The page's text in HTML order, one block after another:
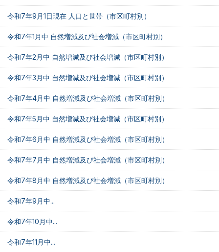
令和7年9月1日現在 人口と世帯（市区町村別）
令和7年1月中 自然増減及び社会増減（市区町村別）
令和7年2月中 自然増減及び社会増減（市区町村別）
令和7年3月中 自然増減及び社会増減（市区町村別）
令和7年4月中 自然増減及び社会増減（市区町村別）
令和7年5月中 自然増減及び社会増減（市区町村別）
令和7年6月中 自然増減及び社会増減（市区町村別）
令和7年7月中 自然増減及び社会増減（市区町村別）
令和7年8月中 自然増減及び社会増減（市区町村別）
令和7年9月中...
令和7年10月中...
令和7年11月中...